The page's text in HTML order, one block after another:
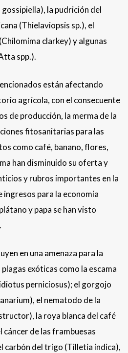
la pudrición del
(Thielaviopsis sp.), el
clarkey) y algunas
spp.).
están afectando
agrícola, con el consecuente
de producción, la merma de la
fitosanitarias para las
como café, banano, flores,
han disminuido su oferta y
y rubros importantes en la
ingresos para la economía
y papa se han visto
en una amenaza para la
exóticas como la escama
perniciosus); el gorgojo
el nematodo de la
la roya blanca del café
de las frambuesas
carbón del trigo (Tilletia indica),